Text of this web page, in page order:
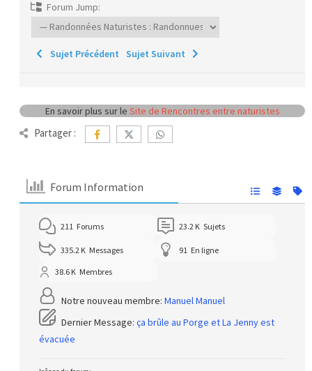
Forum Jump:
Sujet Précédent Sujet Suivant
En savoir plus sur le Site de Rencontres entre naturistes
Partager :
Forum Information
211 Forums 23.2 K Sujets
335.2 K Messages 91 En ligne
38.6 K Membres
Notre nouveau membre: Manuel Manuel
Dernier Message: ça brûle au Porge et La Jenny est
évacuée